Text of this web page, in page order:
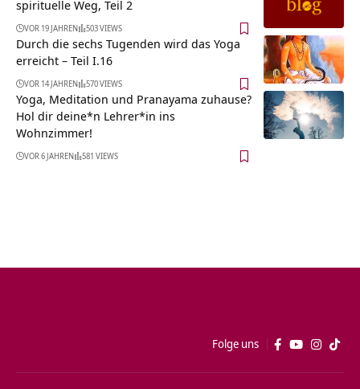
spirituelle Weg, Teil 2
VOR 19 JAHREN 503 VIEWS
Durch die sechs Tugenden wird das Yoga
erreicht – Teil I.16
VOR 14 JAHREN 570 VIEWS
Yoga, Meditation und Pranayama zuhause?
Hol dir deine*n Lehrer*in ins
Wohnzimmer!
VOR 6 JAHREN 581 VIEWS
Folge uns